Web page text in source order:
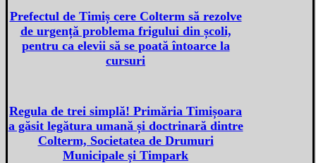
Prefectul de Timiș cere Colterm să rezolve
de urgență problema frigului din școli,
pentru ca elevii să se poată întoarce la
cursuri
Regula de trei simplă! Primăria Timișoara
a găsit legătura umană și doctrinară dintre
Colterm, Societatea de Drumuri
Municipale și Timpark